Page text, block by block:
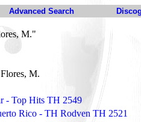
Advanced Search
M."
Flores, M.
- Top Hits TH 2549
Rico - TH Rodven TH 2521